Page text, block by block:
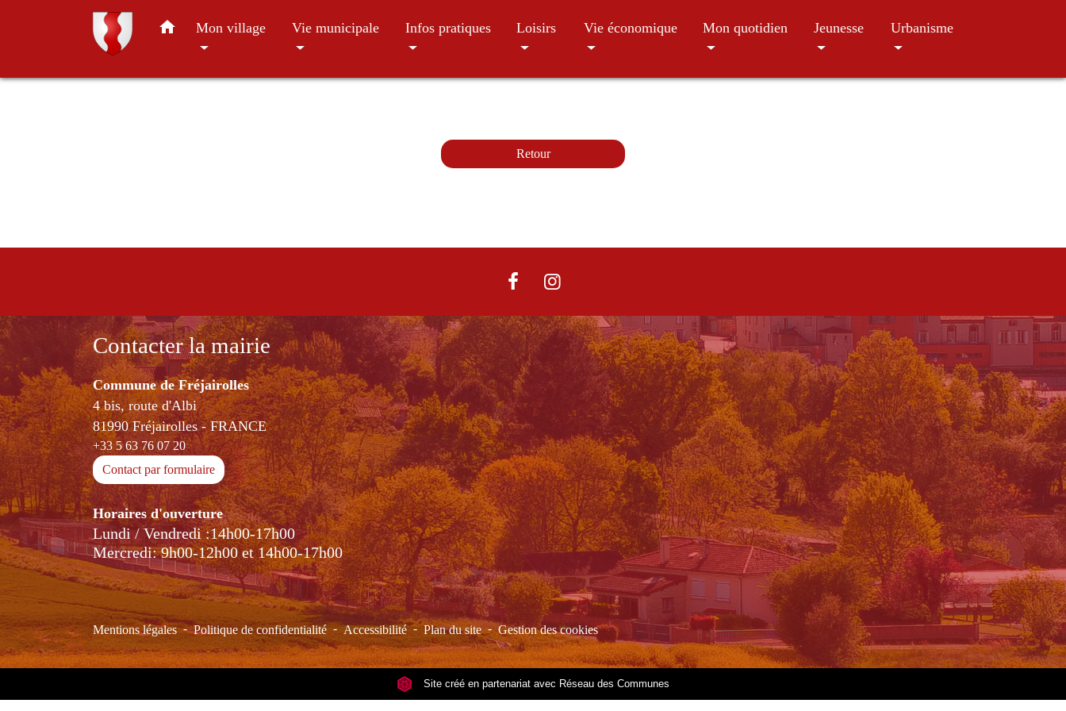
home Mon village Vie municipale Infos pratiques Loisirs Vie économique Mon quotidien Jeunesse Urbanisme
Retour
Contacter la mairie
Commune de Fréjairolles
4 bis, route d'Albi
81990 Fréjairolles - FRANCE
+33 5 63 76 07 20
Contact par formulaire
Horaires d'ouverture
Lundi / Vendredi :14h00-17h00
Mercredi: 9h00-12h00 et 14h00-17h00
Mentions légales - Politique de confidentialité - Accessibilité - Plan du site - Gestion des cookies
Site créé en partenariat avec Réseau des Communes